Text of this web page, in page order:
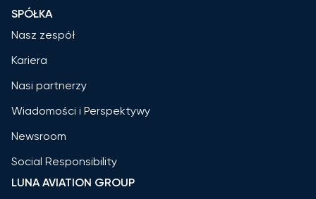
SPÓŁKA
Nasz zespół
Kariera
Nasi partnerzy
Wiadomości i Perspektywy
Newsroom
Social Responsibility
LUNA AVIATION GROUP